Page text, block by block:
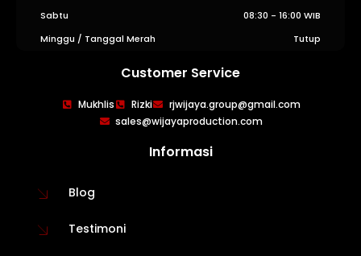
WIJAYA PRODUCTION
Sabtu
08:30 - 16:00 WIB
Minggu / Tanggal Merah
Tutup
Customer Service
Mukhlis Rizki
rjwijaya.group@gmail.com
sales@wijayaproduction.com
Informasi
Blog
Testimoni